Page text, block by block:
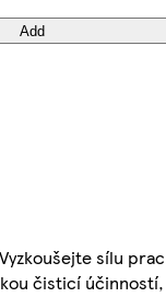
Add
sílu
čisticí